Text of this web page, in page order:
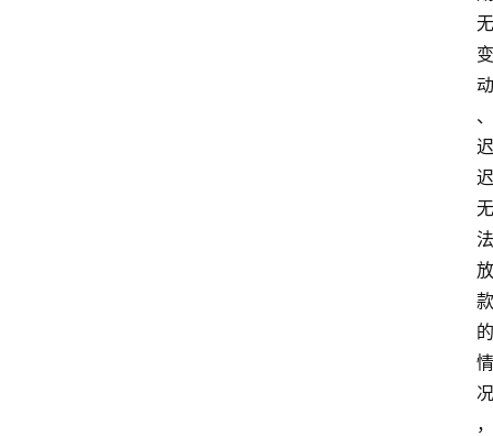
无
变
动
、
迟
迟
无
法
放
款
的
情
况
，